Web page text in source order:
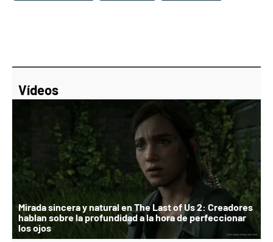
Vídeos
Mirada sincera y natural en The Last of Us 2: Creadores
hablan sobre la profundidad a la hora de perfeccionar
los ojos